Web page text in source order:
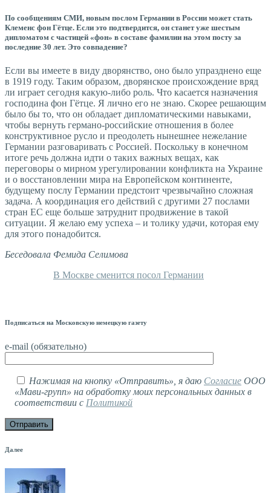
По сообщениям СМИ, новым послом Германии в России может стать
Клеменс фон Гётце. Если это подтвердится, он станет уже шестым
дипломатом с частицей «фон» в составе фамилии на этом посту за
последние 30 лет. Это совпадение?
Если вы имеете в виду дворянство, оно было упразднено еще
в 1919 году. Таким образом, дворянское происхождение вряд
ли играет сегодня какую-либо роль. Что касается назначения
господина фон Гётце. Я лично его не знаю. Скорее решающим
было бы то, что он обладает дипломатическими навыками,
чтобы вернуть германо-российские отношения в более
конструктивное русло и преодолеть нынешнее нежелание
Германии разговаривать с Россией. Поскольку в конечном
итоге речь должна идти о таких важных вещах, как
переговоры о мирном урегулировании конфликта на Украине
и о восстановлении мира на Европейском континенте,
будущему послу Германии предстоит чрезвычайно сложная
задача. А координация его действий с другими 27 ­послами
стран ЕС еще больше затруднит продвижение в такой
ситуации. Я желаю ему успеха – и толику удачи, которая ему
для этого понадобится.
Беседовала Фемида Селимова
В Москве сменится посол Германии
Подписаться на Московскую немецкую газету
e-mail (обязательно)
Нажимая на кнопку «Отправить», я даю Согласие ООО
«Мави-групп» на обработку моих персональных данных в
соответствии с Политикой
Далее